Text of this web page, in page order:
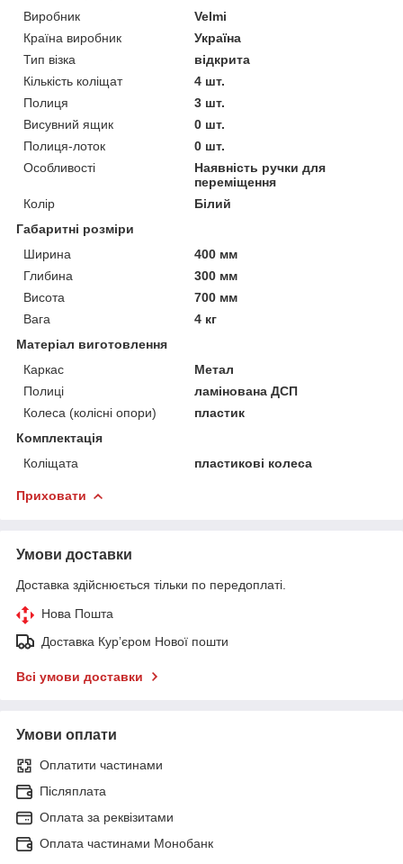
Виробник
Velmi
Країна виробник
Україна
Тип візка
відкрита
Кількість коліщат
4 шт.
Полиця
3 шт.
Висувний ящик
0 шт.
Полиця-лоток
0 шт.
Особливості
Наявність ручки для
переміщення
Колір
Білий
Габаритні розміри
Ширина
400 мм
Глибина
300 мм
Висота
700 мм
Вага
4 кг
Матеріал виготовлення
Каркас
Метал
Полиці
ламінована ДСП
Колеса (колісні опори)
пластик
Комплектація
Коліщата
пластикові колеса
Приховати
Умови доставки
Доставка здійснюється тільки по передоплаті.
Нова Пошта
Доставка Курʼєром Нової пошти
Всі умови доставки
Умови оплати
Оплатити частинами
Післяплата
Оплата за реквізитами
Оплата частинами Монобанк